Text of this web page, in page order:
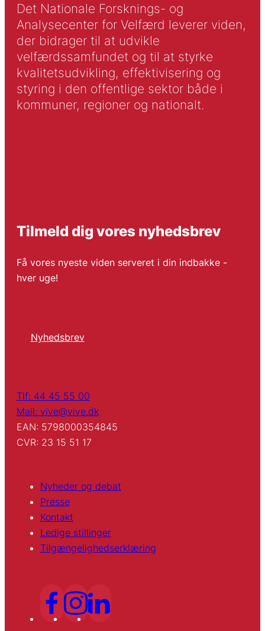
Det Nationale Forsknings- og
Analysecenter for Velfærd leverer viden,
der bidrager til at udvikle
velfærdssamfundet og til at styrke
kvalitetsudvikling, effektivisering og
styring i den offentlige sektor både i
kommuner, regioner og nationalt.
Tilmeld dig vores nyhedsbrev
Få vores nyeste viden serveret i din indbakke -
hver uge!
Nyhedsbrev
Tlf: 44 45 55 00
Mail: vive@vive.dk
EAN: 5798000354845
CVR: 23 15 51 17
Nyheder og debat
Presse
Kontakt
Ledige stillinger
Tilgængelighedserklæring